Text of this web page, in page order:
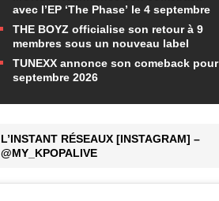
avec l’EP ‘The Phase’ le 4 septembre
THE BOYZ officialise son retour à 9
membres sous un nouveau label
TUNEXX annonce son comeback pour
septembre 2026
L’INSTANT RÉSEAUX [INSTAGRAM] –
@MY_KPOPALIVE